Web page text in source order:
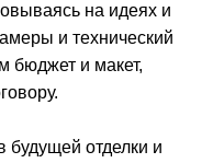
на идеях и
и технический
бюджет и макет,
будущей отделки и